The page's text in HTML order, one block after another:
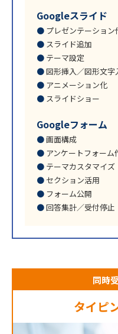
Googleスライド
プレゼンテーション
スライド追加
テーマ設定
図形挿入／図形文字
アニメーション化
スライドショー
Googleフォーム
画面構成
アンケートフォーム
テーマカスタマイズ
セクション活用
フォーム公開
回答集計／受付停止
同時
タイピ